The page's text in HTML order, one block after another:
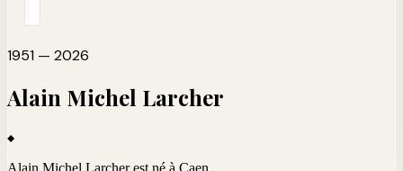
1951 — 2026
Alain Michel Larcher
Alain Michel Larcher est né à Caen.